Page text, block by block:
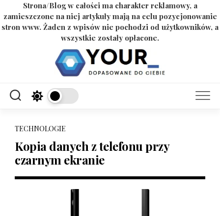
Strona/Blog w całości ma charakter reklamowy, a
zamieszczone na niej artykuły mają na celu pozycjonowanie
stron www. Żaden z wpisów nie pochodzi od użytkowników, a
wszystkie zostały opłacone.
TECHNOLOGIE
Kopia danych z telefonu przy
czarnym ekranie